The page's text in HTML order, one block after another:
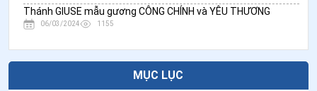
Thánh GIUSE mẫu gương CÔNG CHÍNH và YÊU THƯƠNG
06/03/2024 1155
MỤC LỤC